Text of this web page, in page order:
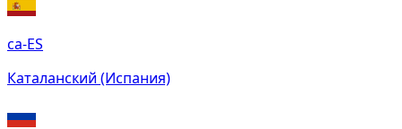
ca-ES
Каталанский (Испания)